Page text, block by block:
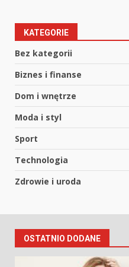
KATEGORIE
Bez kategorii
Biznes i finanse
Dom i wnętrze
Moda i styl
Sport
Technologia
Zdrowie i uroda
OSTATNIO DODANE